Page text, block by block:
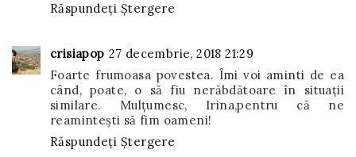
Răspundeți Ștergere
crisiapop 27 decembrie, 2018 21:29
Foarte frumoasa povestea. Îmi voi aminti de ea
când, poate, o să fiu nerăbdătoare în situații
similare. Mulțumesc, Irina,pentru că ne
reamintești să fim oameni!
Răspundeți Ștergere